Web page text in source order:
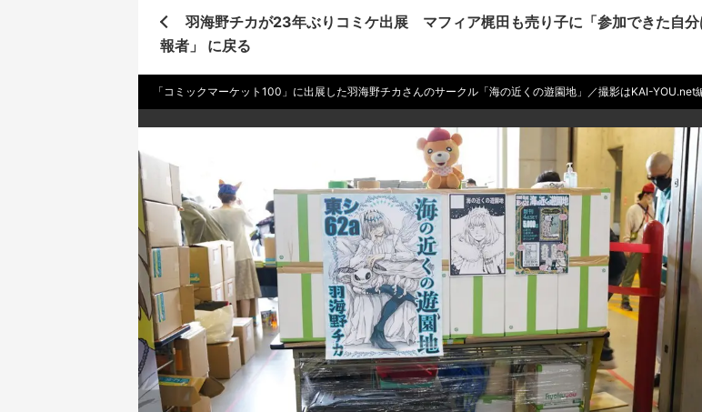
羽海野チカが23年ぶりコミケ出展 マフィア梶田も売り子に「参加できた自
報者」 に戻る
「コミックマーケット100」に出展した羽海野チカさんのサークル「海の近くの遊園地」／撮影はKAI-YOU.net